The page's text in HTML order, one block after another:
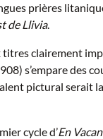
prières
de Llivia.
titres clairement
s’empare des
pictural serait
cycle d’En